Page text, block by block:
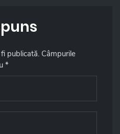
publicată. Câmpurile
*